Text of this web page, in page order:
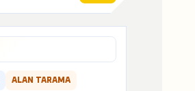
ALAN TARAMA